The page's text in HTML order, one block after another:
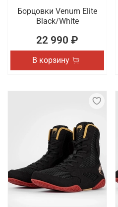
Борцовки Venum Elite
Black/White
22 990 ₽
В корзину